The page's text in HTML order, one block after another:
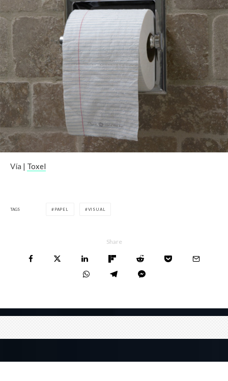
Vía | Toxel
TAGS PAPEL VISUAL
Share